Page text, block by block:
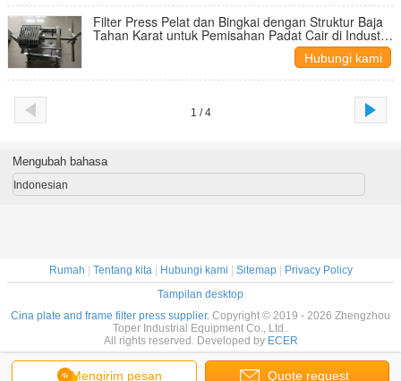
Filter Press Pelat dan Bingkai dengan Struktur Baja
Tahan Karat untuk Pemisahan Padat Cair di Industri
Hubungi kami
1 / 4
Mengirim pesan Quote request
Mengubah bahasa
Indonesian
Rumah Tentang kita| Hubungi kami Sitemap|
Privacy Policy
Tampilan desktop
Cina plate and frame filter press supplier. Copyright © 2019 - 2026 Zhengzhou
Toper Industrial Equipment Co., Ltd..
All rights reserved. Developed by ECER